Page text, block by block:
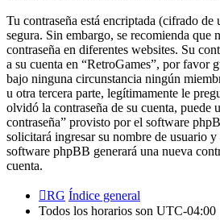
Tu contraseña está encriptada (cifrado de
segura. Sin embargo, se recomienda que
contraseña en diferentes websites. Su
a su cuenta en “RetroGames”, por favor
bajo ninguna circunstancia ningún
u otra tercera parte, legítimamente le
olvidó la contraseña de su cuenta, puede
contraseña” provisto por el software
solicitará ingresar su nombre de usuario
software phpBB generará una nueva
cuenta.
RG Índice general
Todos los horarios son UTC-04:00